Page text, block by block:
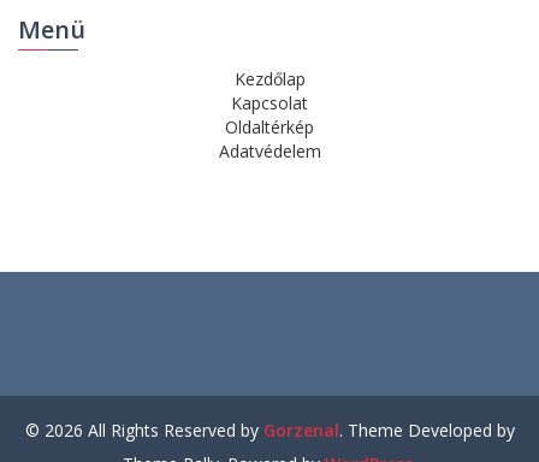
Menü
Kezdőlap
Kapcsolat
Oldaltérkép
Adatvédelem
© 2026 All Rights Reserved by Gorzenal. Theme Developed by